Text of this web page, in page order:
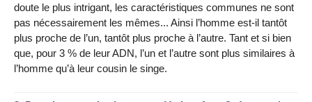
doute le plus intrigant, les caractéristiques communes ne sont
pas nécessairement les mêmes... Ainsi l’homme est-il tantôt
plus proche de l’un, tantôt plus proche à l’autre. Tant et si bien
que, pour 3 % de leur ADN, l’un et l’autre sont plus similaires à
l’homme qu’à leur cousin le singe.